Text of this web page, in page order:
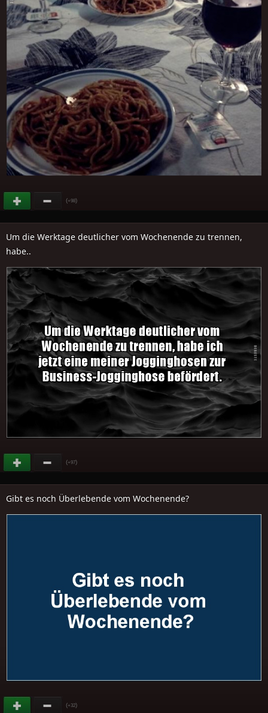
(+98)
Um die Werktage deutlicher vom Wochenende zu trennen,
habe..
(+97)
Gibt es noch Überlebende vom Wochenende?
(+32)